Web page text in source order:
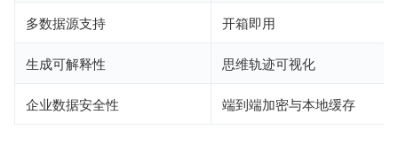
多数据源支持 开箱即用
生成可解释性 思维轨迹可视化
企业数据安全性 端到端加密与本地缓存